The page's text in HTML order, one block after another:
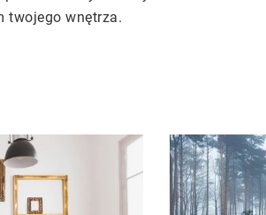
twojego wnętrza.